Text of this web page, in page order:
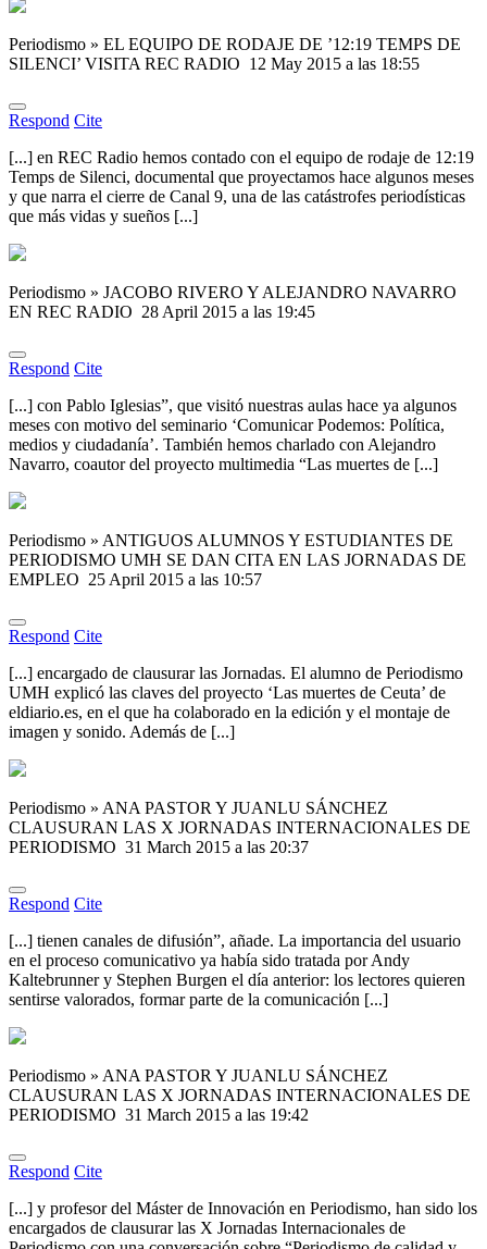
Periodismo » EL EQUIPO DE RODAJE DE ’12:19 TEMPS DE
SILENCI’ VISITA REC RADIO 12 May 2015 a las 18:55
Respond Cite
[...] en REC Radio hemos contado con el equipo de rodaje de 12:19
Temps de Silenci, documental que proyectamos hace algunos meses
y que narra el cierre de Canal 9, una de las catástrofes periodísticas
que más vidas y sueños [...]
Periodismo » JACOBO RIVERO Y ALEJANDRO NAVARRO
EN REC RADIO 28 April 2015 a las 19:45
Respond Cite
[...] con Pablo Iglesias”, que visitó nuestras aulas hace ya algunos
meses con motivo del seminario ‘Comunicar Podemos: Política,
medios y ciudadanía’. También hemos charlado con Alejandro
Navarro, coautor del proyecto multimedia “Las muertes de [...]
Periodismo » ANTIGUOS ALUMNOS Y ESTUDIANTES DE
PERIODISMO UMH SE DAN CITA EN LAS JORNADAS DE
EMPLEO 25 April 2015 a las 10:57
Respond Cite
[...] encargado de clausurar las Jornadas. El alumno de Periodismo
UMH explicó las claves del proyecto ‘Las muertes de Ceuta’ de
eldiario.es, en el que ha colaborado en la edición y el montaje de
imagen y sonido. Además de [...]
Periodismo » ANA PASTOR Y JUANLU SÁNCHEZ
CLAUSURAN LAS X JORNADAS INTERNACIONALES DE
PERIODISMO 31 March 2015 a las 20:37
Respond Cite
[...] tienen canales de difusión”, añade. La importancia del usuario
en el proceso comunicativo ya había sido tratada por Andy
Kaltebrunner y Stephen Burgen el día anterior: los lectores quieren
sentirse valorados, formar parte de la comunicación [...]
Periodismo » ANA PASTOR Y JUANLU SÁNCHEZ
CLAUSURAN LAS X JORNADAS INTERNACIONALES DE
PERIODISMO 31 March 2015 a las 19:42
Respond Cite
[...] y profesor del Máster de Innovación en Periodismo, han sido los
encargados de clausurar las X Jornadas Internacionales de